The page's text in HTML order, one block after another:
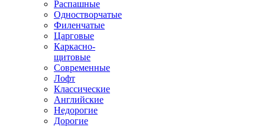
Распашные
Одностворчатые
Филенчатые
Царговые
Каркасно-
щитовые
Современные
Лофт
Классические
Английские
Недорогие
Дорогие